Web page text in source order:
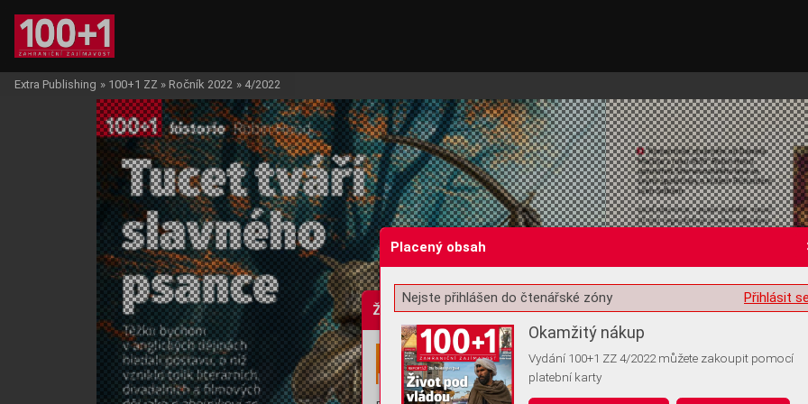
Žádost o souhlas s ukládáním volitelných informací
Extra Publishing » 100+1 ZZ » Ročník 2022 » 4/2022
Placený obsah
Přihlásit
Nejste přihlášen do čtenářské zóny
Okamžitý nákup
Vydání 100+1 ZZ 4/2022 můžete zakoupit pomocí
platební karty